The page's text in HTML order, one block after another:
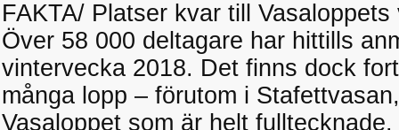
FAKTA/ Platser kvar till
Över 58 000 deltagare har hittills
vintervecka 2018. Det finns dock
många lopp – förutom i
Vasaloppet som är helt